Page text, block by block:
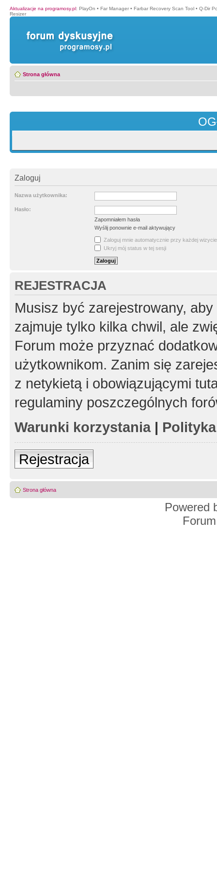
Aktualizacje na programosy.pl: PlayOn • Far Manager • Farbar Recovery Scan Tool • Q-Dir
Resizer
Strona główna
Zaloguj
Nazwa użytkownika:
Hasło:
Zapomniałem hasła
Wyślij ponownie e-mail aktywujący
Zaloguj mnie automatycznie przy każdej wizycie
Ukryj mój status w tej sesji
REJESTRACJA
Musisz być zarejestrowany,
zajmuje tylko kilka chwil, ale
Forum może przyznać
użytkownikom. Zanim się
z netykietą i obowiązującymi
regulaminy poszczególnych
Warunki korzystania|
Rejestracja
Strona główna
Powered